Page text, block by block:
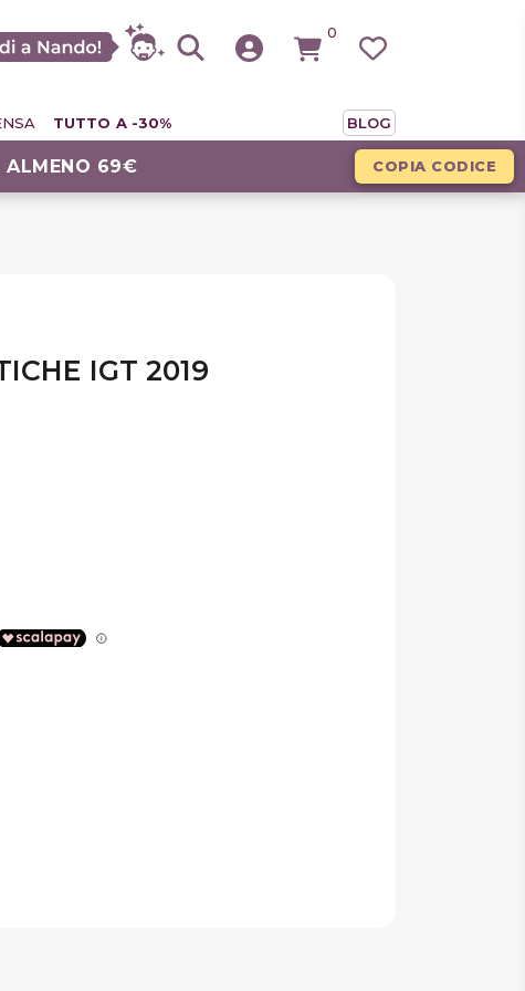
0
TUTTO A -30% BLOG
ALMENO 69€ COPIA CODICE
IGT 2019